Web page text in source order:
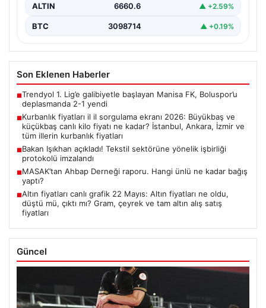
ALTIN 6660.6 ▲ +2.59%
BTC 3098714 ▲ +0.19%
Son Eklenen Haberler
■Trendyol 1. Lig’e galibiyetle başlayan Manisa FK, Boluspor’u
deplasmanda 2-1 yendi
■Kurbanlık fiyatları il il sorgulama ekranı 2026: Büyükbaş ve
küçükbaş canlı kilo fiyatı ne kadar? İstanbul, Ankara, İzmir ve
tüm illerin kurbanlık fiyatları
■Bakan Işıkhan açıkladı! Tekstil sektörüne yönelik işbirliği
protokolü imzalandı
■MASAK’tan Ahbap Derneği raporu. Hangi ünlü ne kadar bağış
yaptı?
■Altın fiyatları canlı grafik 22 Mayıs: Altın fiyatları ne oldu,
düştü mü, çıktı mı? Gram, çeyrek ve tam altın alış satış
fiyatları
Güncel